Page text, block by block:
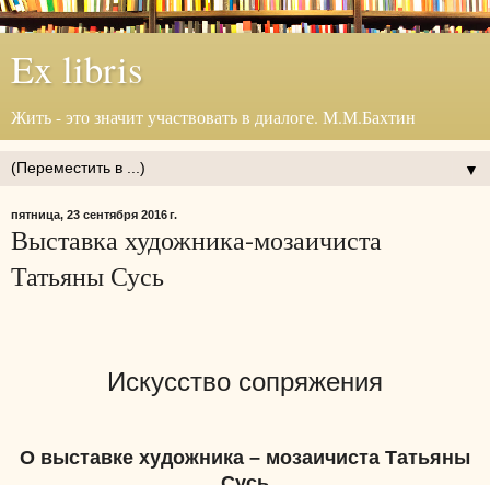
Ex libris
Жить - это значит участвовать в диалоге. М.М.Бахтин
▼
пятница, 23 сентября 2016 г.
Выставка художника-мозаичиста
Татьяны Сусь
Искусство сопряжения
О выставке художника – мозаичиста Татьяны